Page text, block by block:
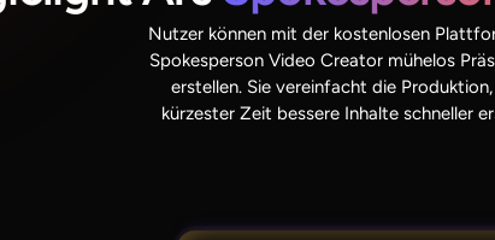
Nutzer können mit der kostenlosen
Spokesperson Video Creator mühelos
erstellen. Sie vereinfacht die
kürzester Zeit bessere Inhalte schneller